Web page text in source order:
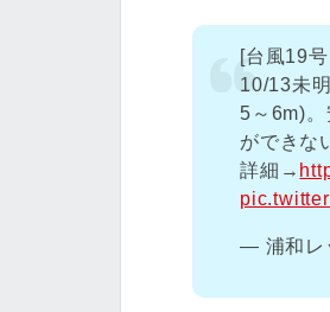
[台風19
10/13未
5～6m)
ができな
詳細→
— 浦和レ